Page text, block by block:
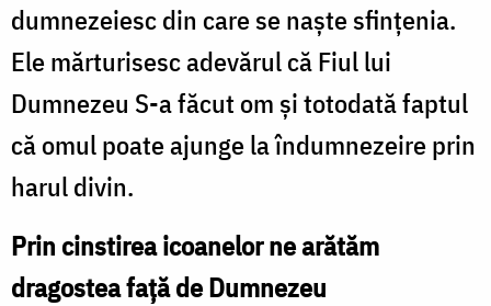
dumnezeiesc din care se naşte sfinţenia.
Ele mărturisesc adevărul că Fiul lui
Dumnezeu S-a făcut om şi totodată faptul
că omul poate ajunge la îndumnezeire prin
harul divin.
Prin cinstirea icoanelor ne arătăm
dragostea faţă de Dumnezeu